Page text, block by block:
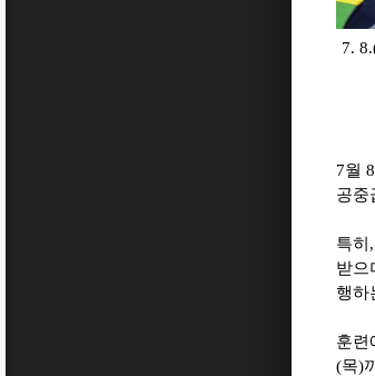
7.
7월 8
공중
특히
받으
행하
훈련
(목)